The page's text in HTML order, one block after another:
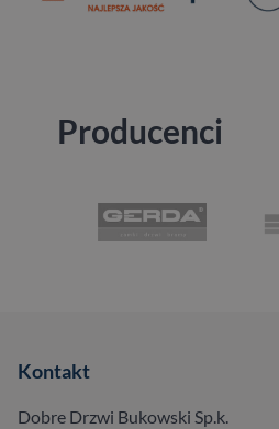
Producenci
Kontakt
Dobre Drzwi Bukowski Sp.k.